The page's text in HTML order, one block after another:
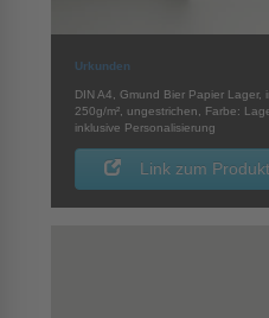
Urkunden
DIN A4, Gmund Bier Papier Lager,
250g/m², ungestrichen, Farbe:
inklusive Personalisierung
Link zum Produkt